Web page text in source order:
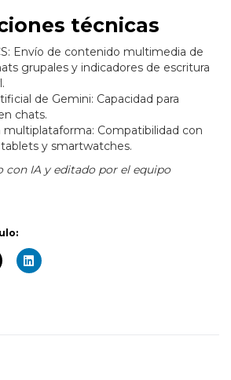
técnicas
Envío de contenido multimedia de
grupales y indicadores de escritura
de Gemini: Capacidad para
chats.
multiplataforma: Compatibilidad con
y smartwatches.
con IA y editado por el equipo